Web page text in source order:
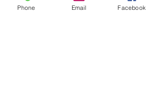
Phone Email Facebook